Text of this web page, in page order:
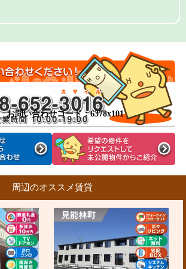
お問い合わせコード：6378x101
周辺のオススメ賃貸